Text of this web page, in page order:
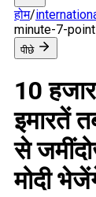
होम/
minute-7-
पीछे
10
इमारतें
से
मोदी